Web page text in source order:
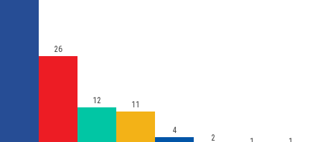
26
12 11
4
2